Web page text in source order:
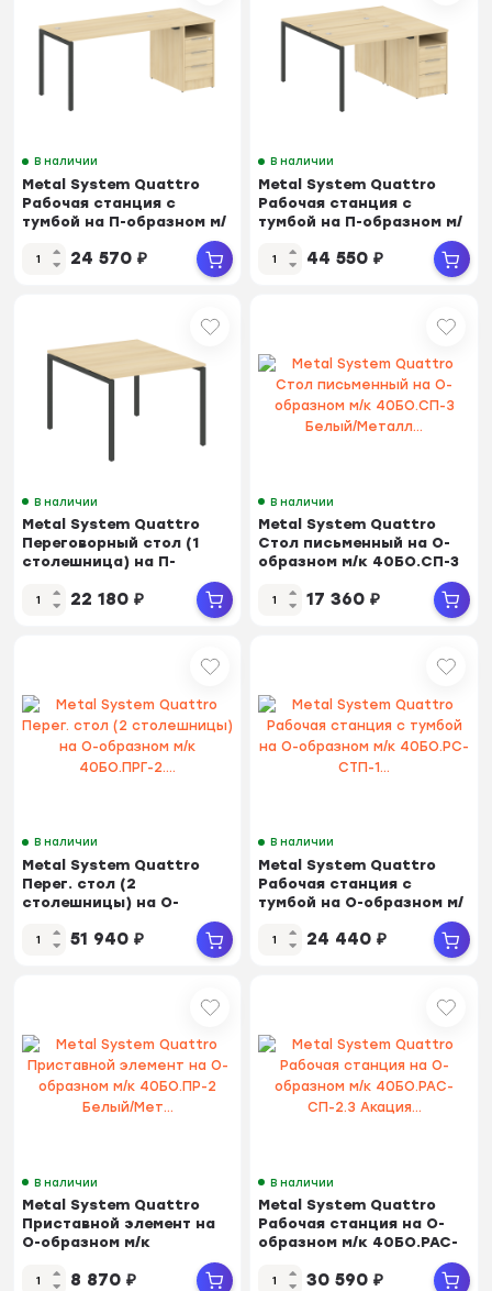
В наличии
Metal System Quattro
Рабочая станция с
тумбой на П-образном м/
24 570 ₽
В наличии
Metal System Quattro
Рабочая станция с
тумбой на П-образном м/
44 550 ₽
В наличии
Metal System Quattro
Переговорный стол (1
столешница) на П-
22 180 ₽
В наличии
Metal System Quattro
Стол письменный на О-
образном м/к 40БО.СП-3
17 360 ₽
В наличии
Metal System Quattro
Перег. стол (2
столешницы) на О-
40БО.ПРГ-2....
51 940 ₽
В наличии
Metal System Quattro
Рабочая станция с
тумбой на О-образном м/
24 440 ₽
В наличии
Metal System Quattro
Приставной элемент на
О-образном м/к
40БО.ПР-2 Белый/Мет...
8 870 ₽
В наличии
Metal System Quattro
Рабочая станция на О-
образном м/к 40БО.РАС-
30 590 ₽